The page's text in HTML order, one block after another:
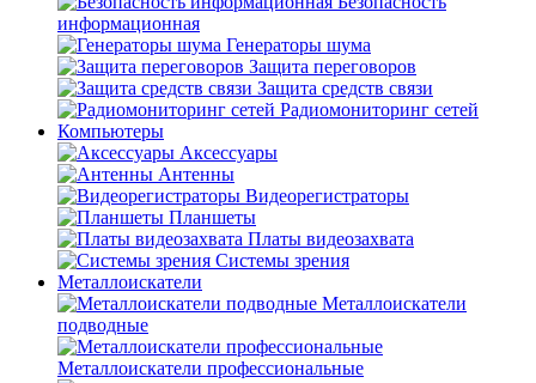
информационная
Генераторы шума
Защита переговоров
Защита средств связи
Радиомониторинг сетей
Компьютеры
Аксессуары
Антенны
Видеорегистраторы
Планшеты
Платы видеозахвата
Системы зрения
Металлоискатели
Металлоискатели
подводные
Металлоискатели профессиональные